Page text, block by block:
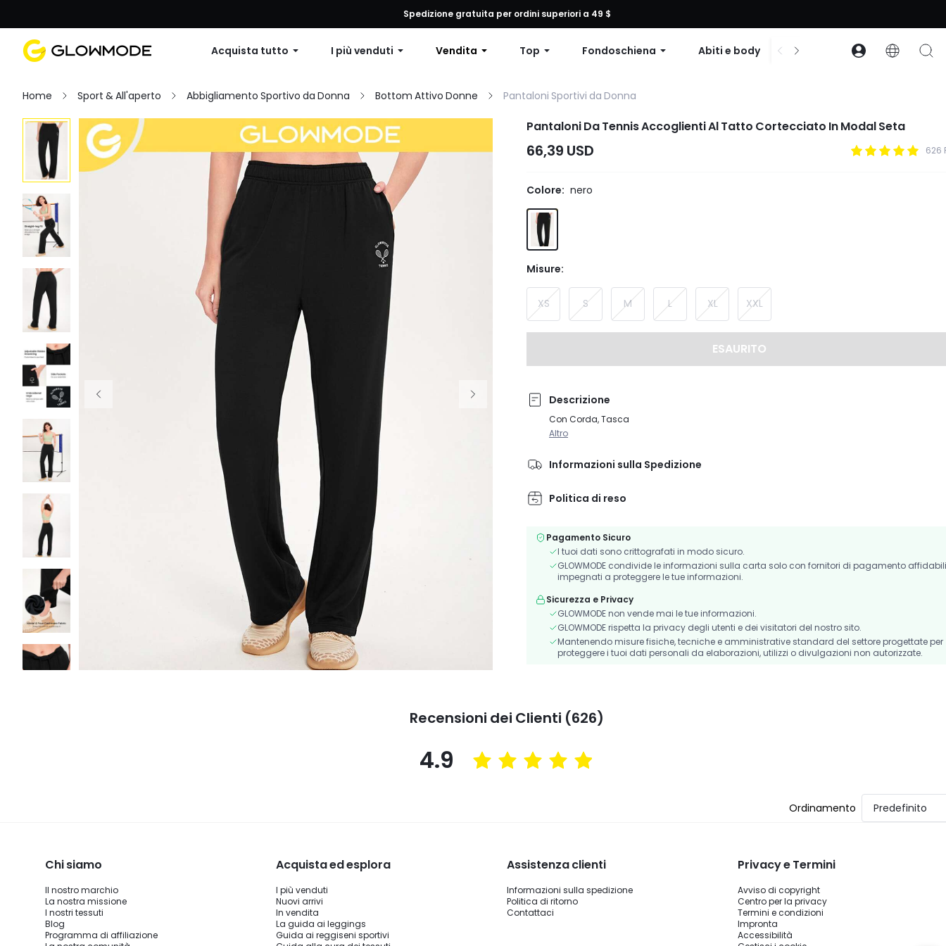
Primo ordine: 10% di sconto su qualsiasi ordine, 12% di sconto su ordini superiori a $79 o 15% di sconto su ordini superiori a $99 | Codice: GLOWNEW
Spedizione gratuita per ordini superiori a 49 $
Acquista tutto I più venduti Vendita Top Fondoschiena Abiti e body Accessori
Home Sport & All'aperto Abbigliamento Sportivo da Donna Bottom Attivo Donne Pantaloni Sportivi da Donna
Pantaloni Da Tennis Accoglienti Al Tatto Cortecciato In Modal Seta
66,39 USD 626
Colore: nero
Misure:
XS S M L XL XXL
ESAURITO
Descrizione
Con Corda, Tasca
Altro
Informazioni sulla Spedizione
Politica di reso
Pagamento Sicuro
I tuoi dati sono crittografati in modo sicuro.
GLOWMODE condivide le informazioni sulla carta solo con fornitori di pagamento affidabili
impegnati a proteggere le tue informazioni.
Sicurezza e Privacy
GLOWMODE non vende mai le tue informazioni.
GLOWMODE rispetta la privacy degli utenti e dei visitatori del nostro sito.
Mantenendo misure fisiche, tecniche e amministrative standard del settore progettate per
proteggere i tuoi dati personali da elaborazioni, utilizzi o divulgazioni non autorizzate.
Recensioni dei Clienti (626)
4.9
Ordinamento Predefinito
Chi siamo
Il nostro marchio
La nostra missione
I nostri tessuti
Blog
Programma di affiliazione
Acquista ed esplora
I più venduti
Nuovi arrivi
In vendita
La guida ai leggings
Guida ai reggiseni sportivi
Assistenza clienti
Informazioni sulla spedizione
Politica di ritorno
Contattaci
Privacy e Termini
Avviso di copyright
Centro per la privacy
Termini e condizioni
Impronta
Accessibilità